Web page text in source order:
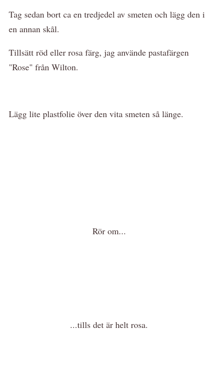
Tag sedan bort ca en tredjedel av smeten och lägg den i
en annan skål.
Tillsätt röd eller rosa färg, jag använde pastafärgen
"Rose" från Wilton.
Lägg lite plastfolie över den vita smeten så länge.
Rör om...
...tills det är helt rosa.